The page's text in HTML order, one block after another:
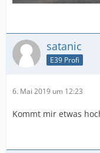
satanic
E39 Profi
6. Mai 2019 um 12:23
Kommt mir etwas